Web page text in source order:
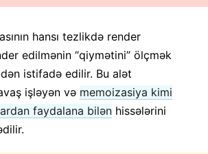
hansı tezlikdə render
edilmənin “qiymətini” ölçmək
istifadə edilir. Bu alət
işləyən və memoizasiya kimi
faydalana bilən hissələrini
Edilməsi
Proplar
Edilməsi